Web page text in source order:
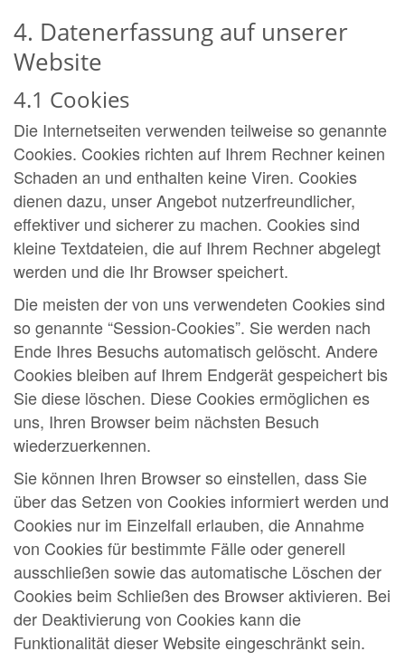
4. Datenerfassung auf unserer
Website
4.1 Cookies
Die Internetseiten verwenden teilweise so genannte
Cookies. Cookies richten auf Ihrem Rechner keinen
Schaden an und enthalten keine Viren. Cookies
dienen dazu, unser Angebot nutzerfreundlicher,
effektiver und sicherer zu machen. Cookies sind
kleine Textdateien, die auf Ihrem Rechner abgelegt
werden und die Ihr Browser speichert.
Die meisten der von uns verwendeten Cookies sind
so genannte “Session-Cookies”. Sie werden nach
Ende Ihres Besuchs automatisch gelöscht. Andere
Cookies bleiben auf Ihrem Endgerät gespeichert bis
Sie diese löschen. Diese Cookies ermöglichen es
uns, Ihren Browser beim nächsten Besuch
wiederzuerkennen.
Sie können Ihren Browser so einstellen, dass Sie
über das Setzen von Cookies informiert werden und
Cookies nur im Einzelfall erlauben, die Annahme
von Cookies für bestimmte Fälle oder generell
ausschließen sowie das automatische Löschen der
Cookies beim Schließen des Browser aktivieren. Bei
der Deaktivierung von Cookies kann die
Funktionalität dieser Website eingeschränkt sein.